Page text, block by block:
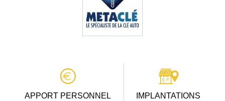
APPORT PERSONNEL IMPLANTATIONS